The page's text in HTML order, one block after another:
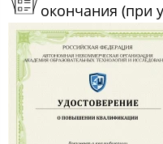
окончания (при